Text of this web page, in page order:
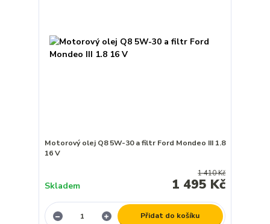
Motorový olej Q8 5W-30 a filtr Ford Mondeo III 1.8
16 V
1 410 Kč
1 495 Kč
Skladem
Přidat do košíku